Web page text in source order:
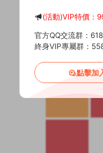
(活動)VIP特價：
官方QQ交流群：
終身VIP專屬群：
點擊加